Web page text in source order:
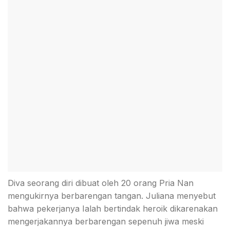
Diva seorang diri dibuat oleh 20 orang Pria Nan
mengukirnya berbarengan tangan. Juliana menyebut
bahwa pekerjanya Ialah bertindak heroik dikarenakan
mengerjakannya berbarengan sepenuh jiwa meski